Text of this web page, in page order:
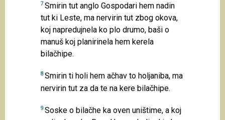
7Smirin tut anglo Gospodari hem nadin
tut ki Leste, ma nervirin tut zbog okova,
koj napredujnela ko plo drumo, baši o
manuš koj planirinela hem kerela
bilačhipe.
8Smirin ti holi hem ačhav to holjaniba, ma
nervirin tut za da te na kere bilačhipe.
9Soske o bilačhe ka oven uništime, a koj